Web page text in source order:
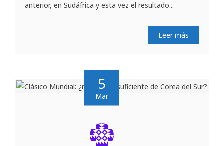
anterior, en Sudáfrica y esta vez el resultado...
Leer más
5
Mar